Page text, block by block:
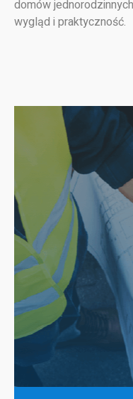
domów
wygląd i praktyczność.